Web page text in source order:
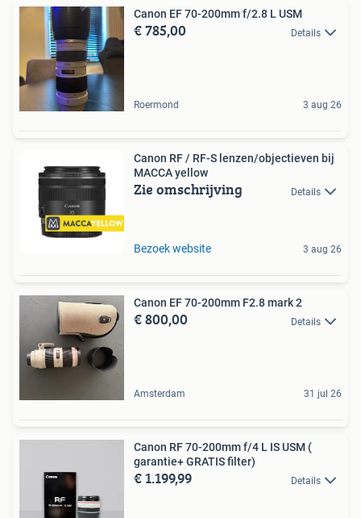
Canon EF 70-200mm f/2.8 L USM
€ 785,00 Details
Roermond 3 aug 26
Canon RF / RF-S lenzen/objectieven bij
MACCA yellow
Zie omschrijving Details
Bezoek website 3 aug 26
Canon EF 70-200mm F2.8 mark 2
€ 800,00 Details
Amsterdam 31 jul 26
Canon RF 70-200mm f/4 L IS USM (
garantie+ GRATIS filter)
€ 1.199,99 Details